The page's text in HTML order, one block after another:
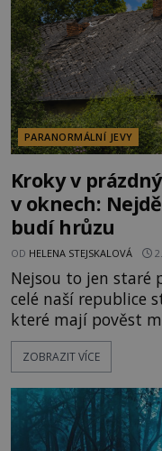
PARANORMÁLNÍ JEVY
Kroky v
v oknech:
budí hrůzu
OD HELENA STEJSKALOVÁ
Nejsou to jen staré
celé naší republice
které mají pověst
ozývají
jevy. Zatímco historici většinou hledají racionální
lokality vykazují
celé generace. A
ZOBRAZIT VÍCE